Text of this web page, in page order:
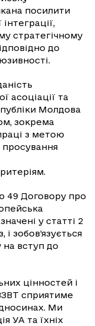
посилити
стратегічному
до
асоціації та
Молдова
зокрема
з метою
просування
49 Договору про
у статті 2
зобов’язується
на вступ до
цінностей і
сприятиме
Ми
УА та їхніх